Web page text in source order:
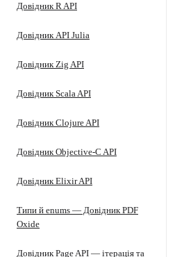
Довідник R API
Довідник API Julia
Довідник Zig API
Довідник Scala API
Довідник Clojure API
Довідник Objective-C API
Довідник Elixir API
Типи й enums — Довідник PDF
Oxide
Довідник Page API — ітерація та